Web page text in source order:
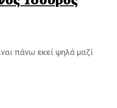
πάνω εκεί ψηλά μαζί